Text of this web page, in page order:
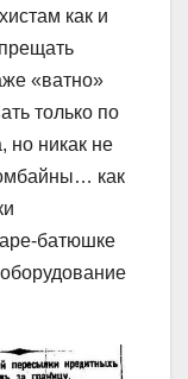
как и
«ватно»
только по
но никак не
как
батюшке